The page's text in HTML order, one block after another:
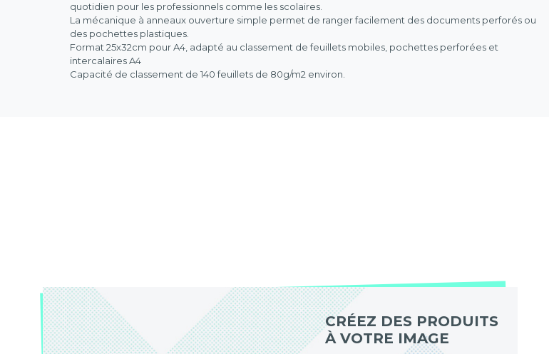
quotidien pour les professionnels comme les scolaires.
La mécanique à anneaux ouverture simple permet de ranger facilement des documents perforés ou
des pochettes plastiques.
Format 25x32cm pour A4, adapté au classement de feuillets mobiles, pochettes perforées et
intercalaires A4
Capacité de classement de 140 feuillets de 80g/m2 environ.
CRÉEZ DES PRODUITS
À VOTRE IMAGE